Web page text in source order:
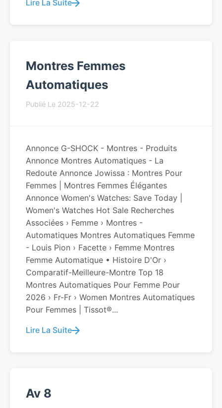
Lire La Suite
Montres Femmes
Automatiques
Publié Le 2025-12-22
Annonce G-SHOCK - Montres - Produits
Annonce Montres Automatiques - La
Redoute Annonce Jowissa : Montres Pour
Femmes | Montres Femmes Élégantes
Annonce Women's Watches: Save Today |
Women's Watches Hot Sale Recherches
Associées › Femme › Montres -
Automatiques Montres Automatiques Femme
- Louis Pion › Facette › Femme Montres
Femme Automatique • Histoire D'Or ›
Comparatif-Meilleure-Montre Top 18
Montres Automatiques Pour Femme Pour
2026 › Fr-Fr › Women Montres Automatiques
Pour Femmes | Tissot®...
Lire La Suite
Av 8